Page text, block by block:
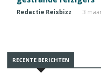
Redactie Reisbizz 3
RECENTE BERICHTEN